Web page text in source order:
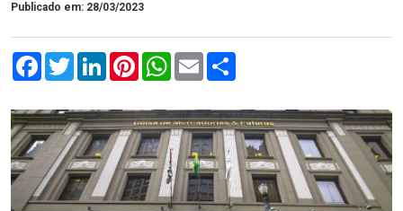
Publicado em: 28/03/2023
FacebookTwitterLinkedInPinterestWhatsApp
Email